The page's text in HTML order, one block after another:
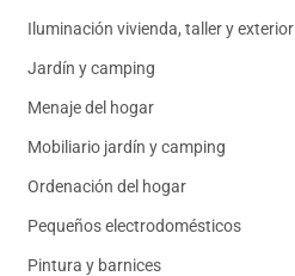
Iluminación vivienda, taller y exterior
Jardín y camping
Menaje del hogar
Mobiliario jardín y camping
Ordenación del hogar
Pequeños electrodomésticos
Pintura y barnices